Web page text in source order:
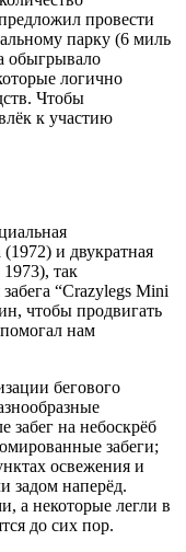
провести
парку (6 миль
обыгрывало
логично
Чтобы
к участию
и двукратная
так
“Crazylegs Mini
чтобы продвигать
нам
бегового
забег на небоскрёб
забеги;
освежения и
задом наперёд.
а некоторые легли в
до сих пор.